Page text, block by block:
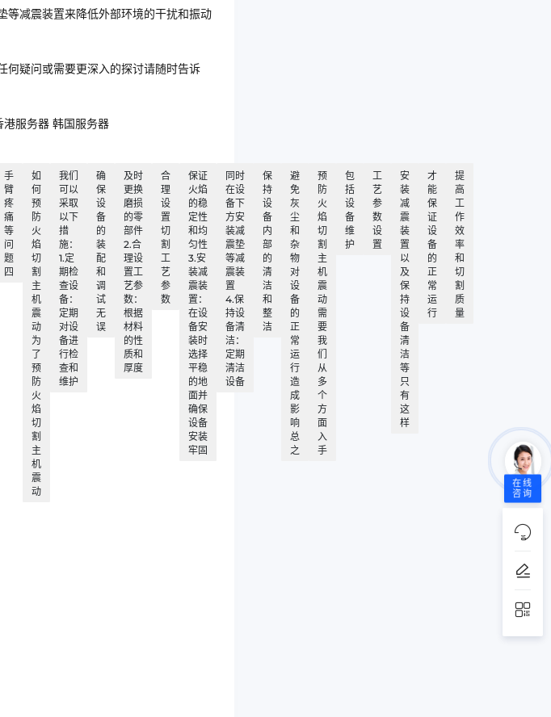
等减震装置来降低外部环境的干扰和振动
何疑问或需要更深入的探讨请随时告诉
服务器 韩国服务器
手
臂
疼
痛
等
问
题
四
如
何
预
防
火
焰
切
割
主
机
震
动
为
了
预
防
火
焰
切
割
主
机
震
动
我们
可以
采取
以下
措
施：
1.定
期检
查设
备：
定期
对设
备进
行检
查和
维护
确
保
设
备
的
装
配
和
调
试
无
误
及时
更换
磨损
的零
部件
2.合
理设
置工
艺参
数：
根据
材料
的性
质和
厚度
合
理
设
置
切
割
工
艺
参
数
保证
火焰
的稳
定性
和均
匀性
3.安
装减
震装
置：
在设
备安
装时
选择
平稳
的地
面并
确保
设备
安装
牢固
同时
在设
备下
方安
装减
震垫
等减
震装
置
4.保
持设
备清
洁：
定期
清洁
设备
保
持
设
备
内
部
的
清
洁
和
整
洁
避
免
灰
尘
和
杂
物
对
设
备
的
正
常
运
行
造
成
影
响
总
之
预
防
火
焰
切
割
主
机
震
动
需
要
我
们
从
多
个
方
面
入
手
包
括
设
备
维
护
工
艺
参
数
设
置
安
装
减
震
装
置
以
及
保
持
设
备
清
洁
等
只
有
这
样
才
能
保
证
设
备
的
正
常
运
行
提
高
工
作
效
率
和
切
割
质
量
在线
咨询